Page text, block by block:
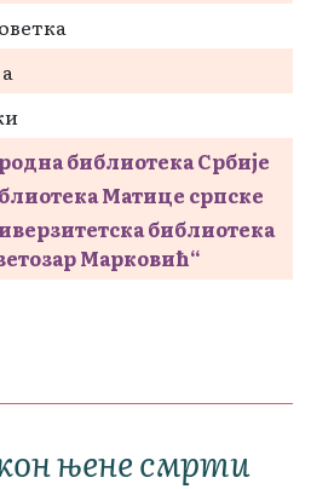
библиотека Србије
Матице српске
библиотека
Марковић“
њене смрти